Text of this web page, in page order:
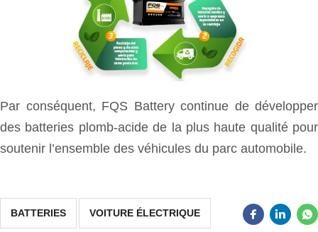
Par conséquent, FQS Battery continue de développer
des batteries plomb-acide de la plus haute qualité pour
soutenir l’ensemble des véhicules du parc automobile.
BATTERIES VOITURE ÉLECTRIQUE